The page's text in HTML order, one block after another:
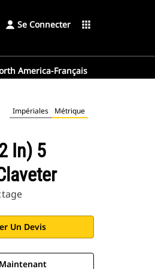
Se Connecter apps
America-Français
Impériales Métrique
In) 5
Un Devis